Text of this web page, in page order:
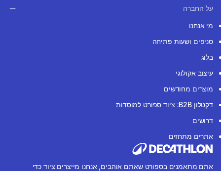
על החברה
מי אנחנו
סניפים ושעות פתיחה
בלוג
עיצוב אקולוגי
מוצרים מחודשים
דקטלון B2B: ציוד ספורט למוסדות
דרושים
אתרים מתחזים
אתם מתאמנים בספורט שאתם אוהבים, אנחנו מייצרים ציוד כדי